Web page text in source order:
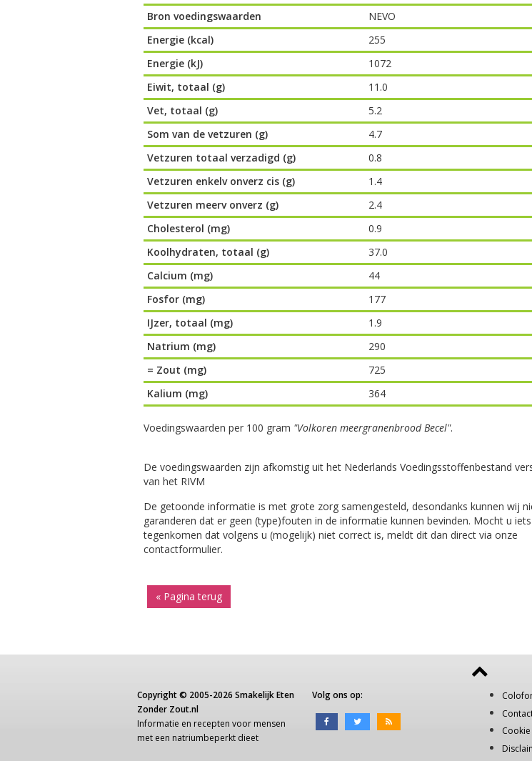
Bron voedingswaarden
NEVO
Energie (kcal)
255
Energie (kJ)
1072
Eiwit, totaal (g)
11.0
Vet, totaal (g)
5.2
Som van de vetzuren (g)
4.7
Vetzuren totaal verzadigd (g)
0.8
Vetzuren enkelv onverz cis (g)
1.4
Vetzuren meerv onverz (g)
2.4
Cholesterol (mg)
0.9
Koolhydraten, totaal (g)
37.0
Calcium (mg)
44
Fosfor (mg)
177
IJzer, totaal (mg)
1.9
Natrium (mg)
290
= Zout (mg)
725
Kalium (mg)
364
Voedingswaarden per 100 gram "Volkoren meergranenbrood Becel".
De voedingswaarden zijn afkomstig uit het Nederlands Voedingsstoffenbestand
van het RIVM
De getoonde informatie is met grote zorg samengesteld, desondanks kunnen wij
garanderen dat er geen (type)fouten in de informatie kunnen bevinden. Mocht u iets
tegenkomen dat volgens u (mogelijk) niet correct is, meldt dit dan direct via onze
contactformulier.
« Pagina terug
Copyright © 2005-2026 Smakelijk Eten
Zonder Zout.nl
Informatie en recepten voor mensen
met een natriumbeperkt dieet
Volg ons op: